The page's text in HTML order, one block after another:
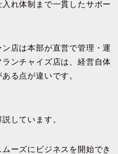
れ体制まで一貫したサポー
店は本部が直営で管理・運
ンチャイズ店は、経営自体
る点が違いです。
しています。
ーズにビジネスを開始でき